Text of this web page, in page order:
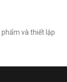
và thiết lập